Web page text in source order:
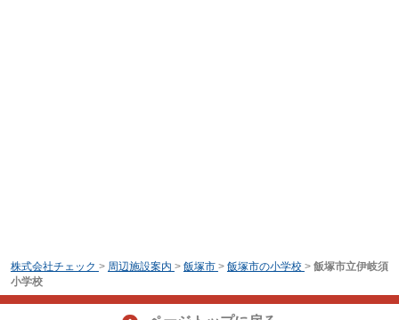
株式会社チェック > 周辺施設案内 > 飯塚市 > 飯塚市の小学校 > 飯塚市立伊岐須
小学校